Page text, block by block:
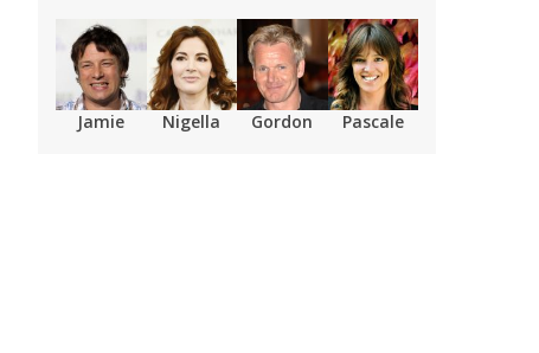
Jamie Nigella Gordon Pascale